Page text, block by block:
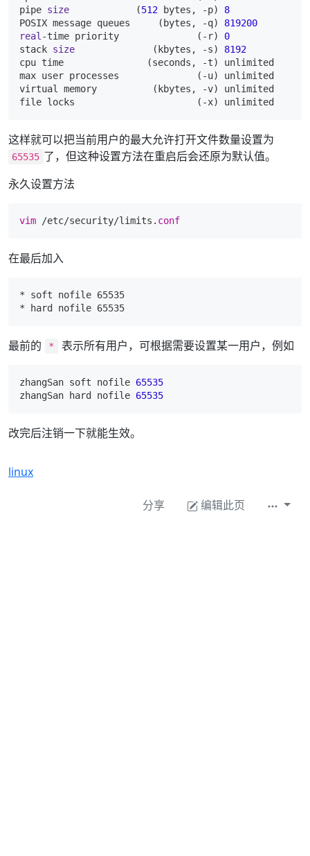
pipe size
            (
512 bytes, -p) 8
POSIX message queues     (bytes, -q) 819200
real -time priority              (-r) 0
stack size
              (kbytes, -s)
8192
cpu time               (seconds, -t) unlimited
max user processes              (-u) unlimited
virtual memory          (kbytes, -v) unlimited
这样就可以把当前用户的最大允许打开文件数量设置为
65535 了，但这种设置方法在重启后会还原为默认值。
永久设置方法
vim /etc/security/limits. conf
在最后加入
*
*
最前的 * 表示所有用户，可根据需要设置某一用户，例如
zhangSan soft nofile 65535
zhangSan hard nofile 65535
改完后注销一下就能生效。
linux
分享 编辑此页